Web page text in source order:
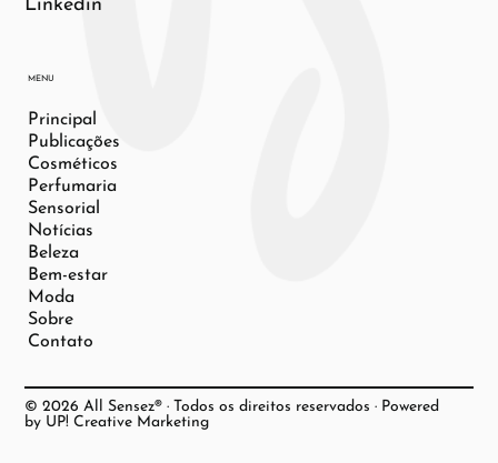
Linkedin
MENU
Principal
Publicações
Cosméticos
Perfumaria
Sensorial
Notícias
Beleza
Bem-estar
Moda
Sobre
Contato
© 2026 All Sensez® · Todos os direitos reservados · Powered
by UP! Creative Marketing